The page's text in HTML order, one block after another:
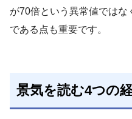
が70倍という異常値ではな
である点も重要です。
景気を読む4つの